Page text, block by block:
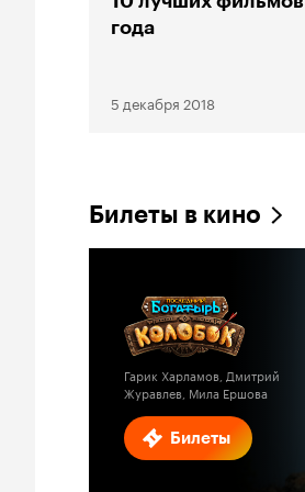
года
5 декабря 2018
Билеты в кино
Билеты
Гарик Харламов, Дмитрий
Журавлев, Мила Ершова